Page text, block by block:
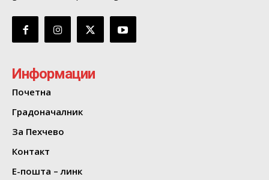
Информации
Почетна
Градоначалник
За Пехчево
Контакт
Е-пошта – линк